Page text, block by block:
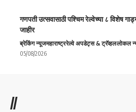
गणपती उत्सवासाठी पश्चिम रेल्वेच्या ८ विशेष
जाहीर
ब्रेकिंग न्यूजमहाराष्ट्ररेल्वे अपडेट्स & ट्रॅव्हललोकल
05/08/2026
//